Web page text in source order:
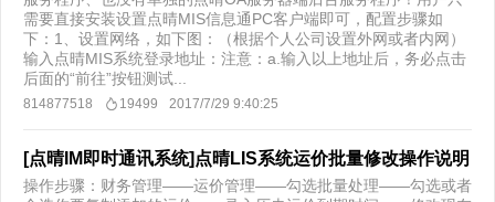
需要直接安装设置点晴MIS信息通PC客户端即可，配置步骤如
下：1、设置网络，如下图：（根据个人公司设置外网或者内网）
输入点晴MIS系统登录地址：注意：a.输入以上地址后，务必点击
后面的“前往”按钮测试...
814877518 19499 2017/7/29 9:40:25
[点晴IM即时通讯系统]点晴LIS系统运价批量修改操作说明
操作步骤：财务管理——运价管理——勾选批量处理——勾选或者